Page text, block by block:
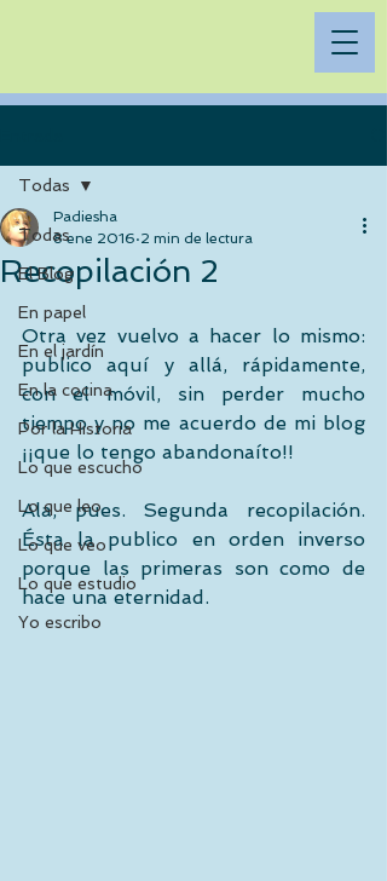
Todas
El Blog
En papel
En el jardín
En la cocina
Por la Historia
Lo que escucho
Lo que leo
Lo que veo
Lo que estudio
Yo escribo
Todas
Recopilación 2
Padiesha
8 ene 2016 2 min de lectura
Otra vez vuelvo a hacer lo mismo:
publico aquí y allá, rápidamente,
con el móvil, sin perder mucho
tiempo y no me acuerdo de mi blog
¡¡que lo tengo abandonaíto!!
Ala, pues. Segunda recopilación.
Ésta la publico en orden inverso
porque las primeras son como de
hace una eternidad.